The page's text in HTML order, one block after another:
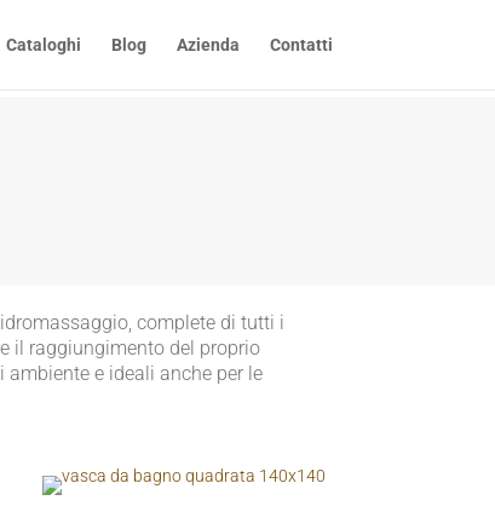
Cataloghi Blog Azienda Contatti
complete di tutti i
il raggiungimento del proprio
e ideali anche per le